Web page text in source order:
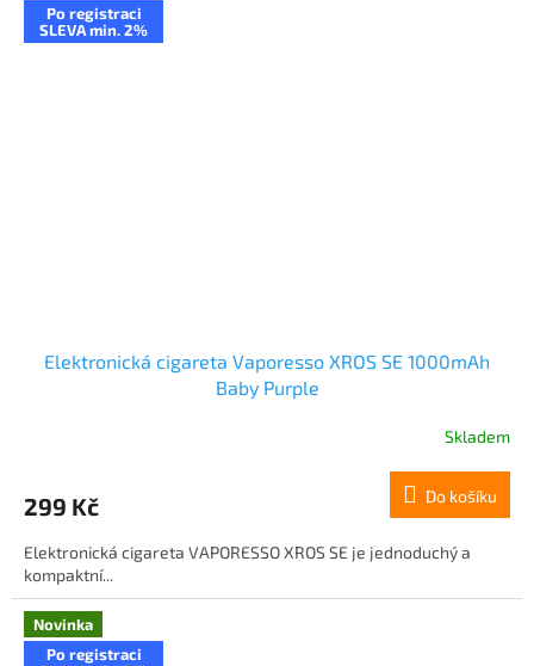
Po registraci
SLEVA min. 2%
Elektronická cigareta Vaporesso XROS SE 1000mAh
Baby Purple
Skladem
299 Kč Do košíku
Elektronická cigareta VAPORESSO XROS SE je jednoduchý a
kompaktní...
Novinka
Po registraci